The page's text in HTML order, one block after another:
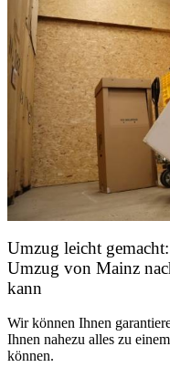
Umzug leicht
Umzug von Mainz
kann
Wir können Ihnen
Ihnen nahezu alles zu einem
können.